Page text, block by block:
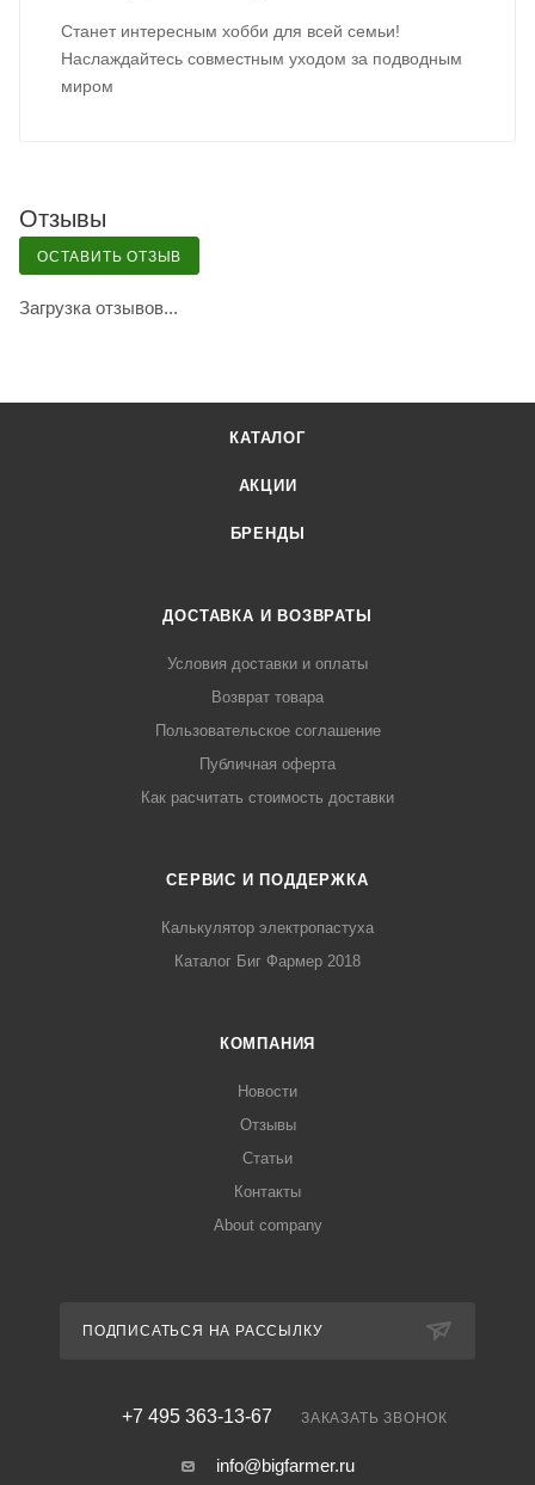
Станет интересным хобби для всей семьи!
Наслаждайтесь совместным уходом за подводным
миром
Отзывы
ОСТАВИТЬ ОТЗЫВ
Загрузка отзывов...
КАТАЛОГ
АКЦИИ
БРЕНДЫ
ДОСТАВКА И ВОЗВРАТЫ
Условия доставки и оплаты
Возврат товара
Пользовательское соглашение
Публичная оферта
Как расчитать стоимость доставки
СЕРВИС И ПОДДЕРЖКА
Калькулятор электропастуха
Каталог Биг Фармер 2018
КОМПАНИЯ
Новости
Отзывы
Статьи
Контакты
About company
ПОДПИСАТЬСЯ НА РАССЫЛКУ
+7 495 363-13-67 ЗАКАЗАТЬ ЗВОНОК
info@bigfarmer.ru